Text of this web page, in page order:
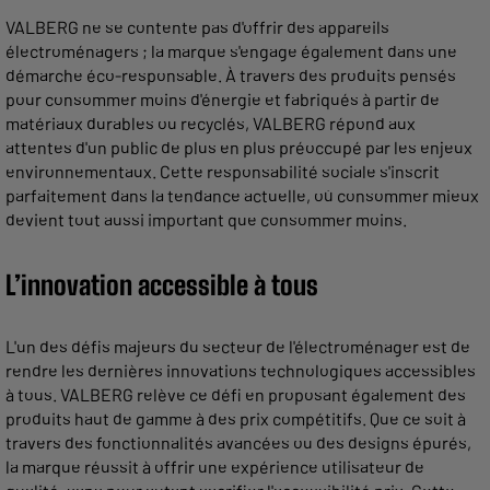
VALBERG ne se contente pas d'offrir des appareils
électroménagers ; la marque s'engage également dans une
démarche éco-responsable. À travers des produits pensés
pour consommer moins d'énergie et fabriqués à partir de
matériaux durables ou recyclés, VALBERG répond aux
attentes d'un public de plus en plus préoccupé par les enjeux
environnementaux. Cette responsabilité sociale s'inscrit
parfaitement dans la tendance actuelle, où consommer mieux
devient tout aussi important que consommer moins.
L’innovation accessible à tous
L'un des défis majeurs du secteur de l'électroménager est de
rendre les dernières innovations technologiques accessibles
à tous. VALBERG relève ce défi en proposant également des
produits haut de gamme à des prix compétitifs. Que ce soit à
travers des fonctionnalités avancées ou des designs épurés,
la marque réussit à offrir une expérience utilisateur de